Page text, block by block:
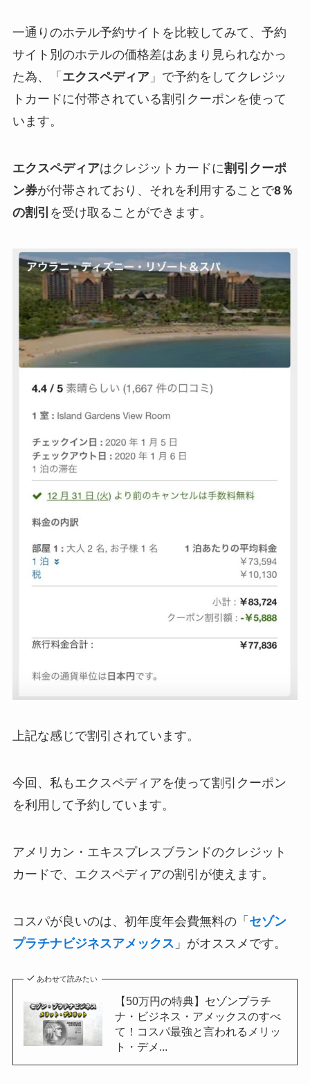
一通りのホテル予約サイトを比較してみて、予約
サイト別のホテルの価格差はあまり見られなかっ
た為、「 エクスペディア」で予約をしてクレジッ
トカードに付帯されている割引クーポンを使って
います。
エクスペディアはクレジットカードに割引クーポ
ン券が付帯されており、それを利用することで8％
の割引 を受け取ることができます。
上記な感じで割引されています。
今回、私もエクスペディアを使って割引クーポン
を利用して予約しています。
アメリカン・エキスプレスブランドのクレジット
カードで、エクスペディアの割引が使えます。
コスパが良いのは、初年度年会費無料の「 セゾン
プラチナビジネスアメックス 」がオススメです。
あわせて読みたい
【50万円の特典】セゾンプラチ
ナ・ビジネス・アメックスのすべ
て！コスパ最強と言われるメリッ
ト・デメ...